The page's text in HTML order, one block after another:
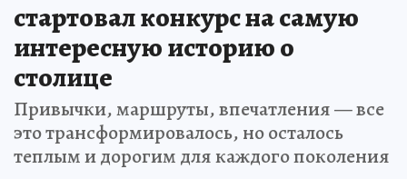
стартовал конкурс на самую
интересную историю о
столице
Привычки, маршруты, впечатления — все
это трансформировалось, но осталось
теплым и дорогим для каждого поколения